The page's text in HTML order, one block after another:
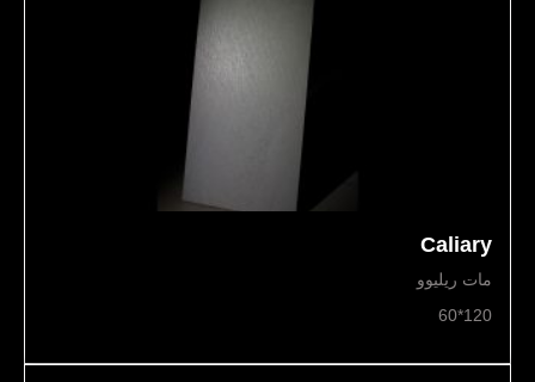
Caliary
مات ریلیوو
120*60